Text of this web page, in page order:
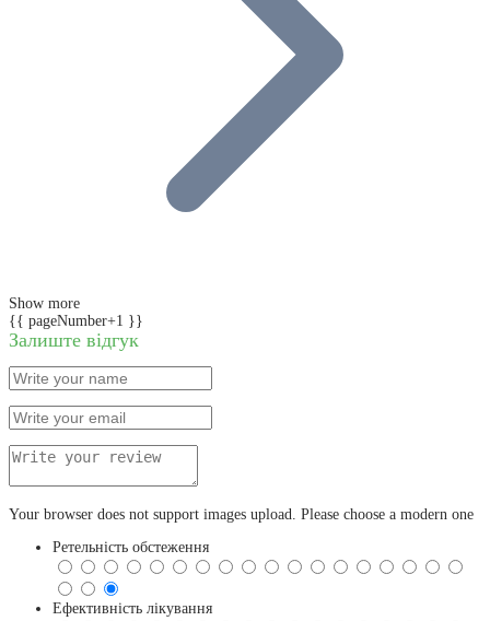
Show more
{{ pageNumber+1 }}
Залиште відгук
Your browser does not support images upload. Please choose a modern one
Ретельність обстеження
Ефективність лікування